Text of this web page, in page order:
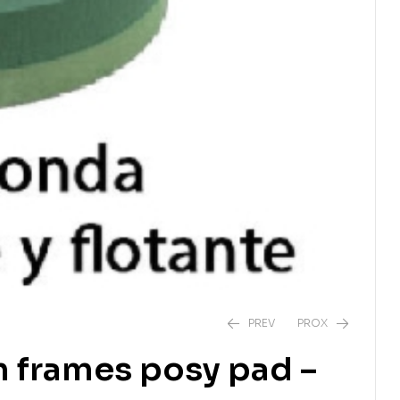
PREV PROX
posy pad –